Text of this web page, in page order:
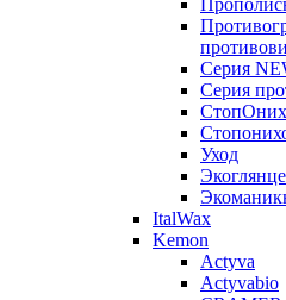
Серия
Серия
Уход
ItalWax
Kemon
Actyva
Actyvabio